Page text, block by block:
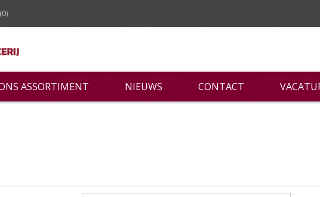
(0)
ASSORTIMENT NIEUWS CONTACT